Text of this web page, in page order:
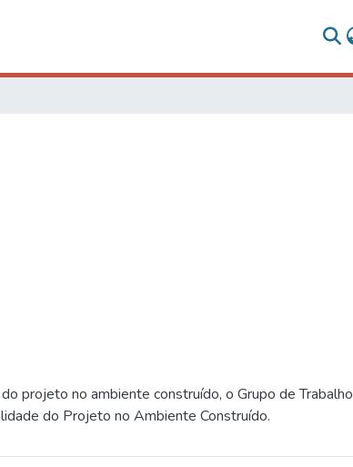
projeto no ambiente construído, o Grupo de Trabalho
do Projeto no Ambiente Construído.